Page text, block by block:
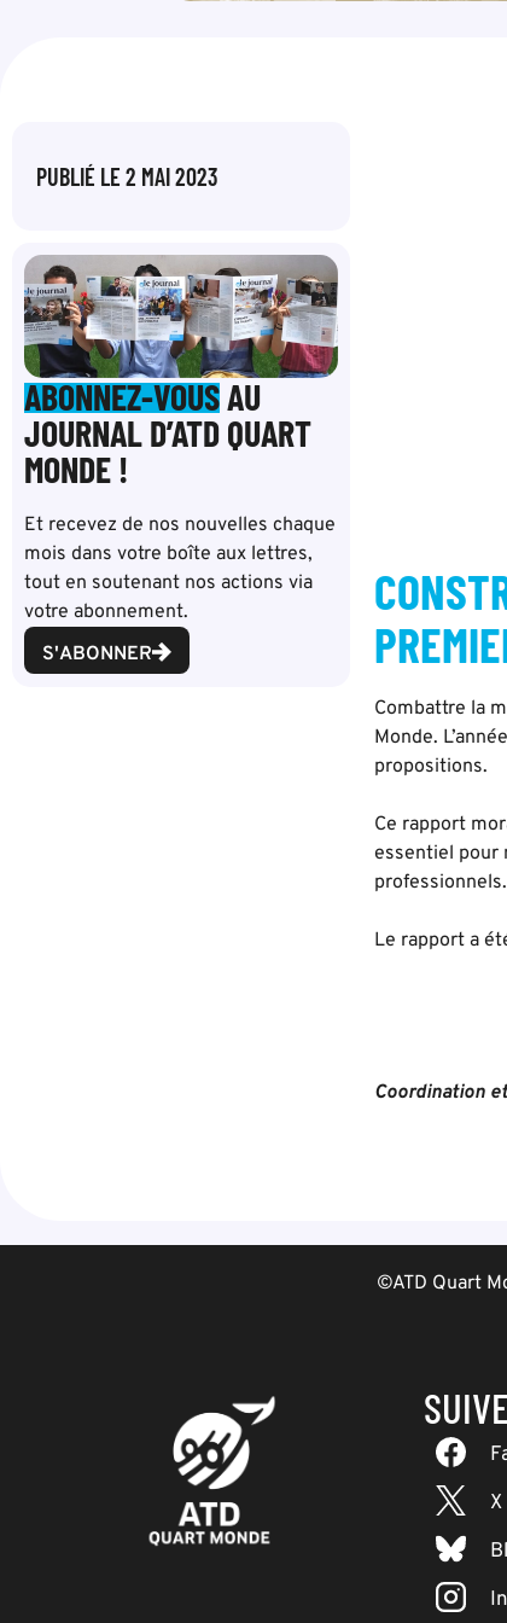
PUBLIÉ LE 2 MAI 2023
ABONNEZ-VOUSAU
JOURNAL D’ATD QUART
MONDE !
Et recevez de nos nouvelles chaque
mois dans votre boîte aux lettres,
tout en soutenant nos actions via
votre abonnement.
S'ABONNER
Combattre la
Monde.
propositions.
Ce rapport
essentiel pour
professionnels.
Le rapport a
Coordination
©ATD Quart
X